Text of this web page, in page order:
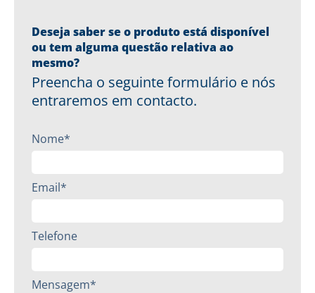
Deseja saber se o produto está disponível
ou tem alguma questão relativa ao
mesmo?
Preencha o seguinte formulário e nós
entraremos em contacto.
Nome*
Email*
Telefone
Mensagem*